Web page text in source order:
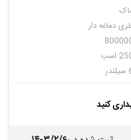
دماغه دار
اسب
کنید